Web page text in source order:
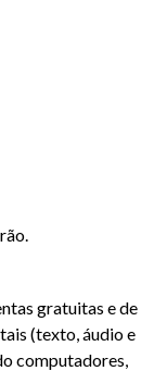
gratuitas e de
(texto, áudio e
computadores,